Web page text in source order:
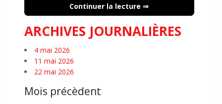
Continuer la lecture
ARCHIVES JOURNALIÈRES
4 mai 2026
11 mai 2026
22 mai 2026
Mois précèdent